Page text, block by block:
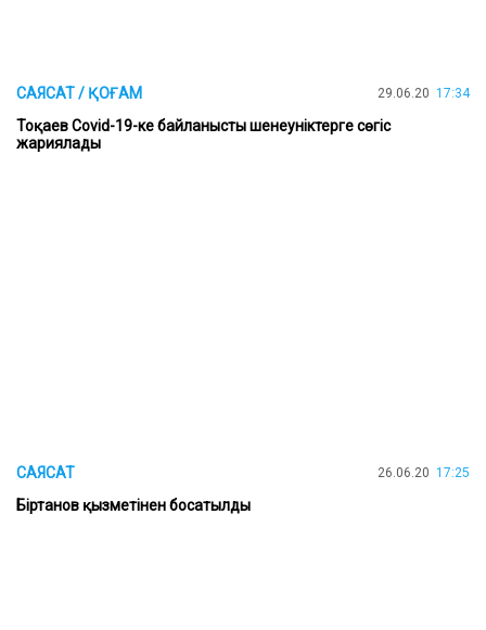
САЯСАТ / ҚОҒАМ 29.06.20 17:34
Тоқаев Covid-19-ке байланысты шенеуніктерге сөгіс
жариялады
САЯСАТ 26.06.20 17:25
Біртанов қызметінен босатылды